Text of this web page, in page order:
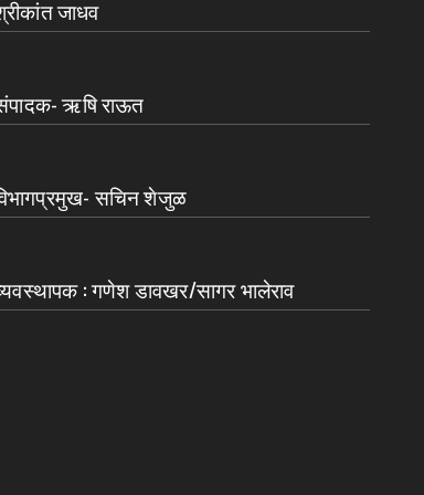
जाधव
ऋषि राऊत
सचिन शेजुळ
: गणेश डावखर/सागर भालेराव